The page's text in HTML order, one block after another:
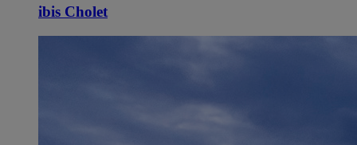
ibis Cholet